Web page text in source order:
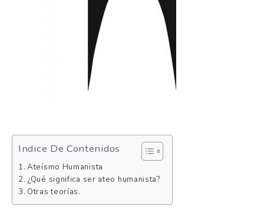
Indice De Contenidos
Ateísmo Humanista
¿Qué significa ser ateo humanista?
Otras teorías.